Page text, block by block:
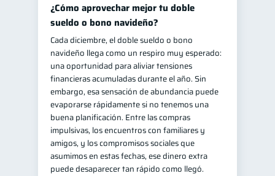
¿Cómo aprovechar mejor tu doble
sueldo o bono navideño?
Cada diciembre, el doble sueldo o bono
navideño llega como un respiro muy esperado:
una oportunidad para aliviar tensiones
financieras acumuladas durante el año. Sin
embargo, esa sensación de abundancia puede
evaporarse rápidamente si no tenemos una
buena planificación. Entre las compras
impulsivas, los encuentros con familiares y
amigos, y los compromisos sociales que
asumimos en estas fechas, ese dinero extra
puede desaparecer tan rápido como llegó.